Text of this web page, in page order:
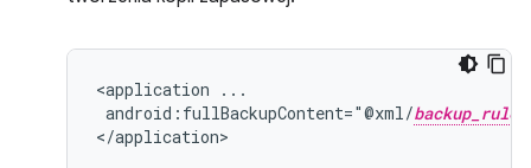
<application
android:fullBackupContent="@xml/backup_rules
</application>